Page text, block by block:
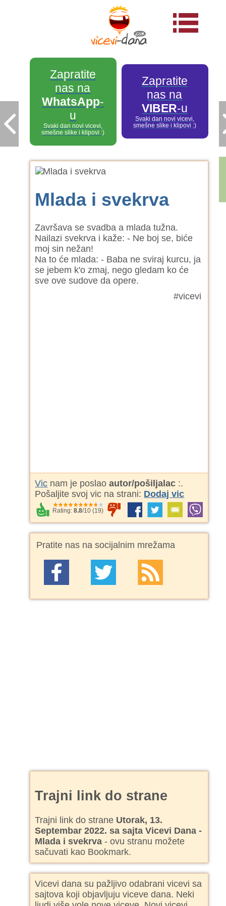
Zapratite
nas na
WhatsApp-
u
Svaki dan novi vicevi,
smešne slike i klipovi :)
Zapratite
nas na
VIBER-u
Svaki dan novi vicevi,
smešne slike i klipovi :)
Mlada i svekrva
Završava se svadba a mlada tužna.
Nailazi svekrva i kaže: - Ne boj se, biće
moj sin nežan!
Na to će mlada: - Baba ne sviraj kurcu, ja
se jebem k'o zmaj, nego gledam ko će
sve ove sudove da opere.
#vicevi
Vic nam je poslaoautor/pošiljalac :.
Pošaljite svoj vic na strani: Dodaj vic
Rating:8.8/10 (19)
Pratite nas na socijalnim mrežama
Trajni link do strane
Trajni link do strane Utorak, 13.
Septembar 2022. sa sajta Vicevi Dana -
Mlada i svekrva - ovu stranu možete
sačuvati kao Bookmark.
Vicevi dana su pažljivo odabrani vicevi sa
sajtova koji objavljuju viceve dana. Neki